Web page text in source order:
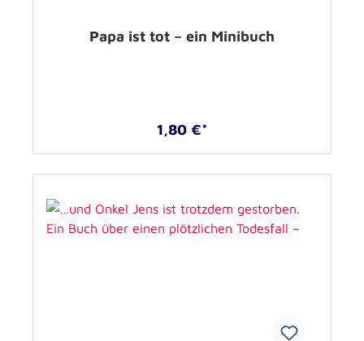
Papa ist tot – ein Minibuch
1,80 €*